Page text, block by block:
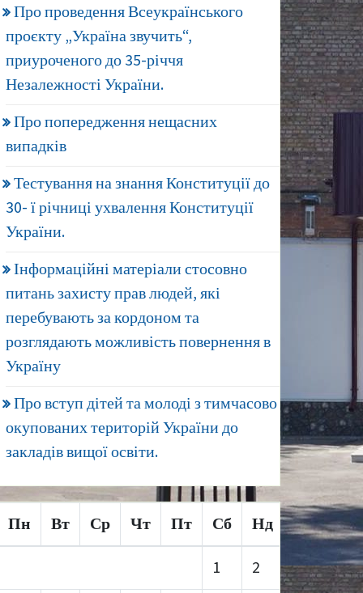
Про проведення Всеукраїнського
проєкту „Україна звучить“,
приуроченого до 35-річчя
Незалежності України.
Про попередження нещасних
випадків
Тестування на знання Конституції до
30- ї річниці ухвалення Конституції
України.
Інформаційні матеріали стосовно
питань захисту прав людей, які
перебувають за кордоном та
розглядають можливість повернення в
Україну
Про вступ дітей та молоді з тимчасово
окупованих територій України до
закладів вищої освіти.
Пн Вт Ср Чт Пт Сб Нд
1 2